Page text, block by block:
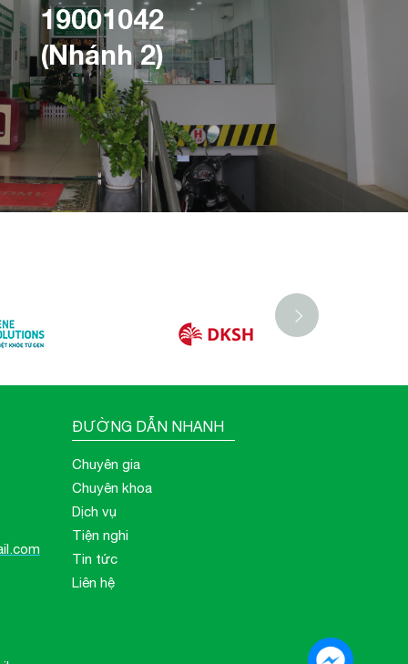
19001042
(Nhánh 2)
ĐƯỜNG DẪN NHANH
Chuyên gia
Chuyên khoa
Dịch vụ
Tiện nghi
Tin tức
Liên hệ